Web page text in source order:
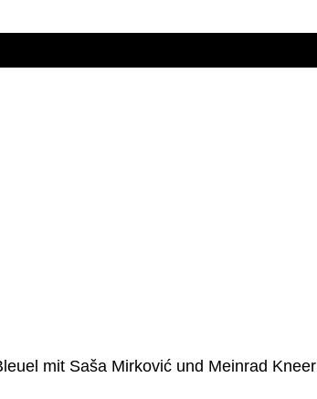
mit Saša Mirković und Meinrad Kneer